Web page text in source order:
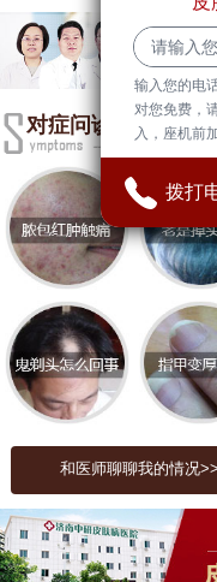
通常表现为面部、
斑点。这些斑点颜
黑色。雀斑的形成
因素有关。
那么，为什么会在
能的原因：
1. 遗传因素：如果
能会在脖子或其他
定了你的皮肤对阳
力。
2. 阳光照射：阳光
因之一。脖子部位
透，导致黑色素生成
3. 激素变化：激素
现。例如，怀孕、
对症问诊
和医师聊聊我的情况>>
输入您的电
对您免费，
入，座机前
拨打